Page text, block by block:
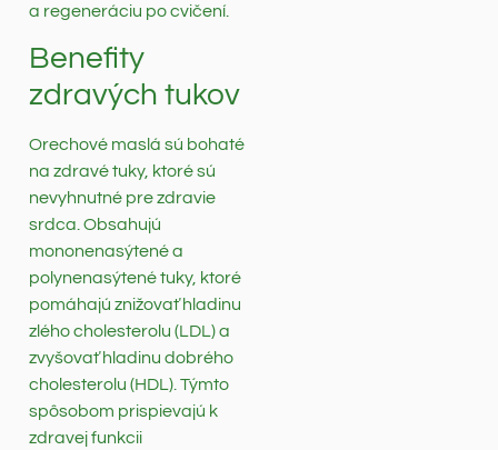
a regeneráciu po cvičení.
Benefity
zdravých tukov
Orechové maslá sú bohaté
na zdravé tuky, ktoré sú
nevyhnutné pre zdravie
srdca. Obsahujú
mononenasýtené a
polynenasýtené tuky, ktoré
pomáhajú znižovať hladinu
zlého cholesterolu (LDL) a
zvyšovať hladinu dobrého
cholesterolu (HDL). Týmto
spôsobom prispievajú k
zdravej funkcii